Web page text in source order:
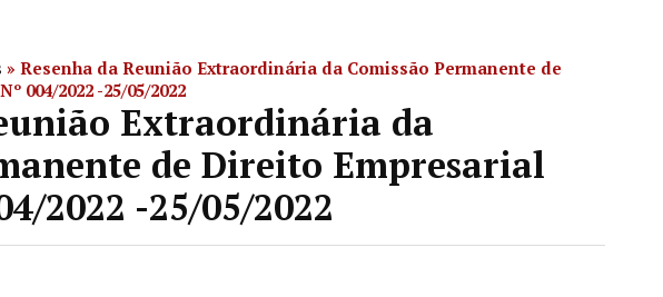
» Resenha da Reunião Extraordinária da Comissão Permanente de
004/2022 -25/05/2022
Extraordinária da
de Direito Empresarial
2022 -25/05/2022